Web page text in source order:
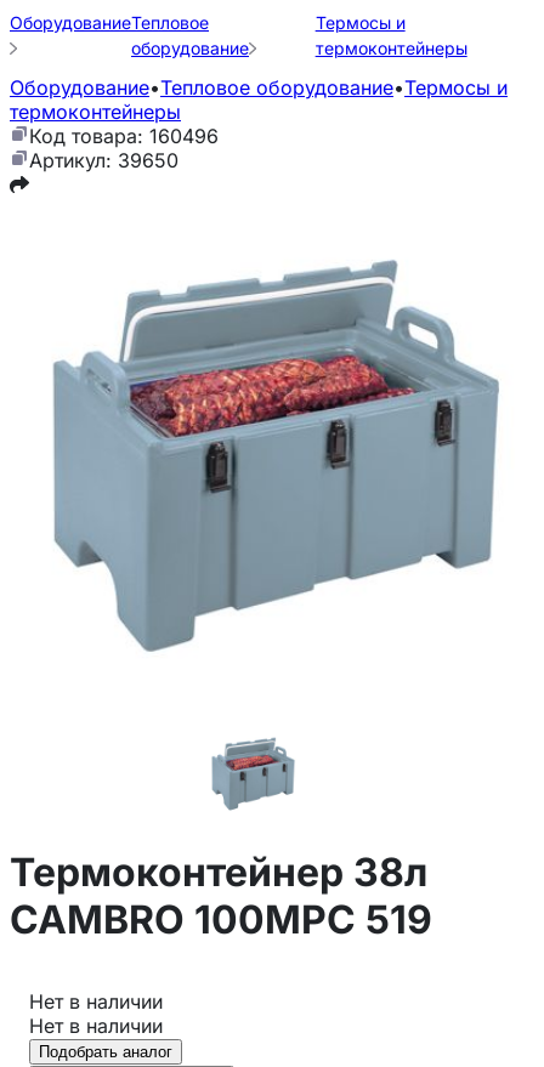
ОборудованиеТепловое
оборудование
Термосы и
термоконтейнеры
Оборудование•Тепловое оборудование•Термосы и
термоконтейнеры
Код товара: 160496
Артикул: 39650
Термоконтейнер 38л
CAMBRO 100MPC 519
Нет в наличии
Нет в наличии
Подобрать аналог